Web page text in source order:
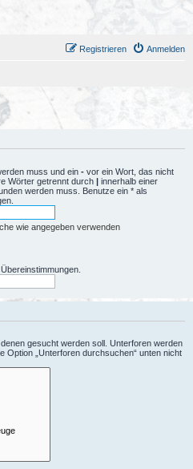
Anmelden
Registrieren
muss und ein - vor ein Wort, das nicht
Wörter getrennt durch | innerhalb einer
werden muss. Benutze ein * als
wie angegeben verwenden
gesucht werden soll. Unterforen werden
Option „Unterforen durchsuchen“ unten nicht